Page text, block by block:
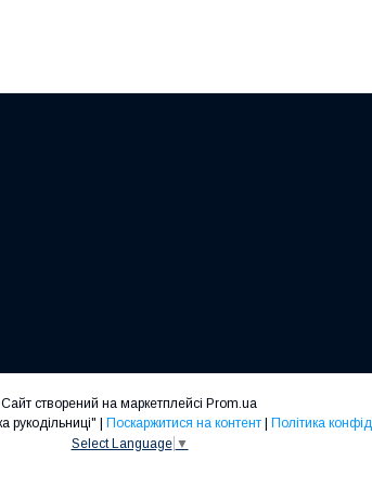
Сайт створений на маркетплейсі Prom.ua
Інтернет-магазин "Скарбничка рукодільниці" | Поскаржитися на контент | Політика
Select Language ▼